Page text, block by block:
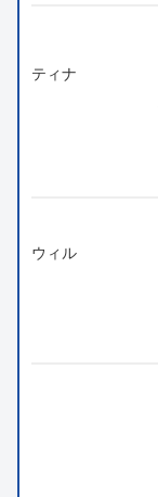
ティナ
ウィル